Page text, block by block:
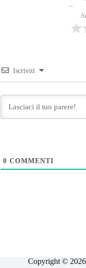
Iscriviti
0 COMMENTI
Copyright ©